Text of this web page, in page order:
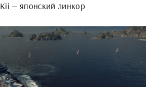
Kii — японский линкор